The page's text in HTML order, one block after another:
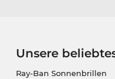
Unsere
Ray-Ban Sonnenbrillen